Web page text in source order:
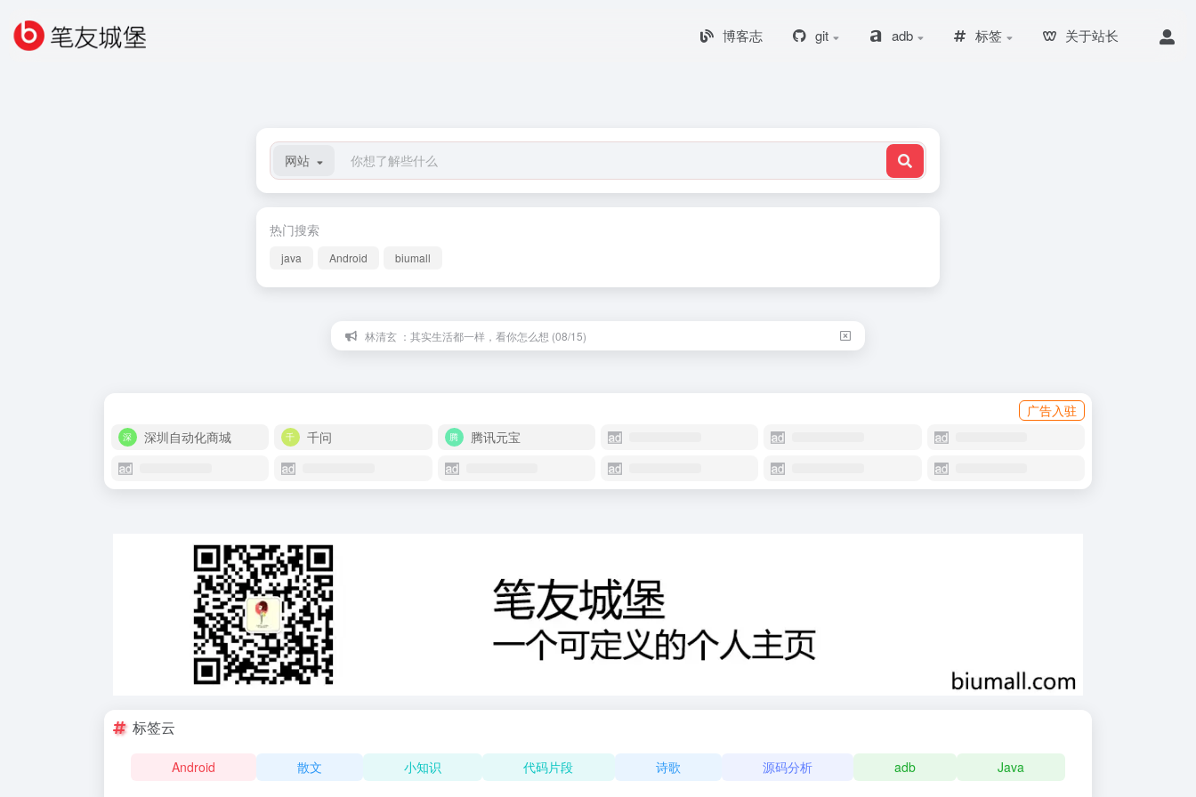
博客志 git adb 标签 关于站长
网站
热门搜索
java Android biumall
林清玄 ：其实生活都一样，看你怎么想 (08/15)
广告入驻
深圳自动化商城
千问 腾讯元宝
标签云
Android 散文 小知识 代码片段 诗歌 源码分析 adb Java